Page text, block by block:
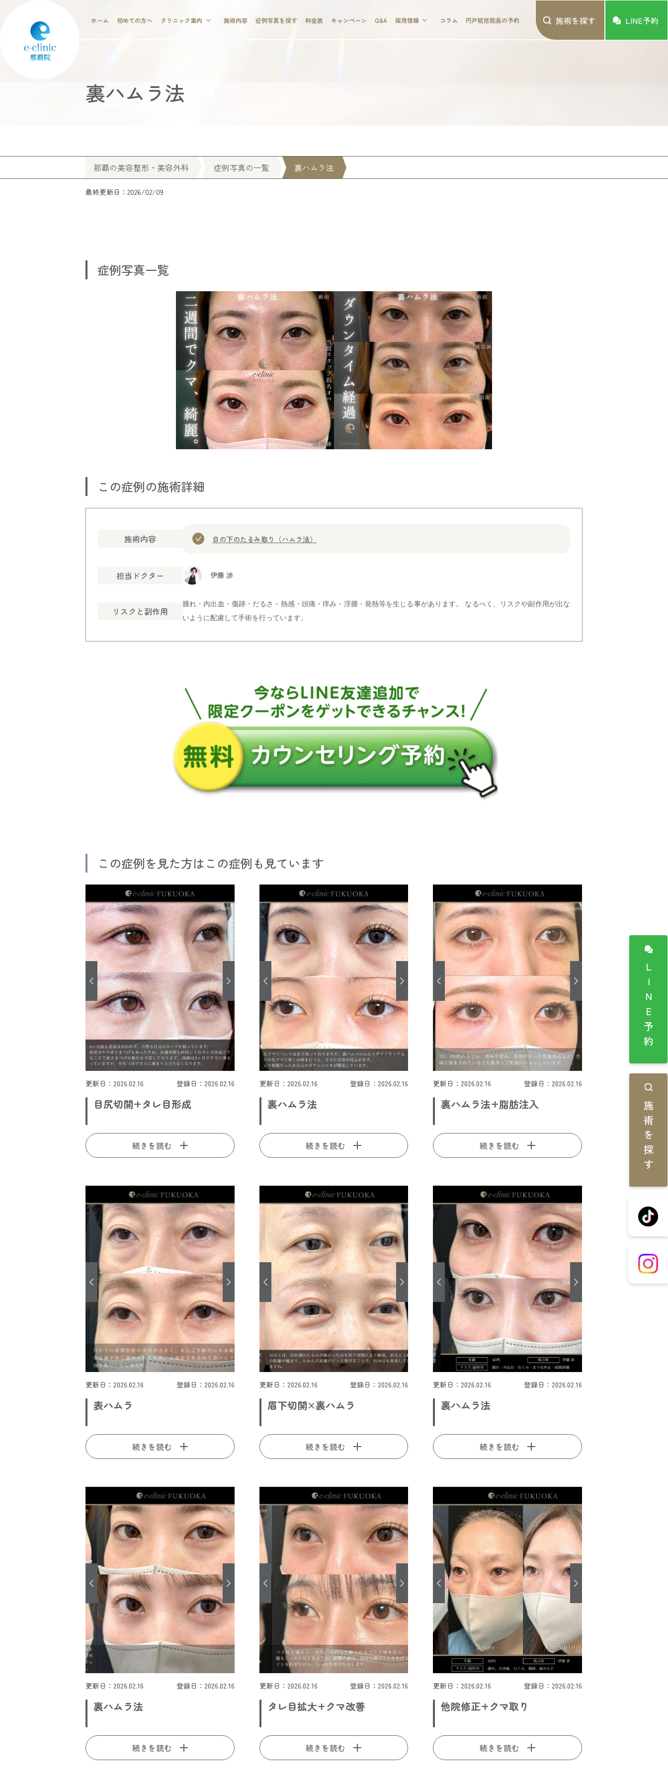
ホーム 初めての方へ クリニック案内 施術内容 症例写真を探す 料金表 キャンペーン Q&A 採用情報 コラム 円戸統括院長の予約 施術を探す LINE予約
裏ハムラ法
那覇の美容整形・美容外科 症例写真の一覧 裏ハムラ法
最終更新日：2026/02/09
症例写真一覧
この症例の施術詳細
施術内容 目の下のたるみ取り（ハムラ法）
担当ドクター 伊藤 渉
リスクと副作用
腫れ・内出血・傷跡・だるさ・熱感・頭痛・痒み・浮腫・発熱等を生じる事があります。 なるべく、リスクや副作用が出な
いように配慮して手術を行っています。
この症例を見た方はこの症例も見ています
更新日：2026.02.16 登録日：2026.02.16
目尻切開+タレ目形成
続きを読む
更新日：2026.02.16 登録日：2026.02.16
裏ハムラ法
続きを読む
更新日：2026.02.16 登録日：2026.02.16
裏ハムラ法+脂肪注入
続きを読む
更新日：2026.02.16 登録日：2026.02.16
表ハムラ
続きを読む
更新日：2026.02.16 登録日：2026.02.16
眉下切開×裏ハムラ
続きを読む
更新日：2026.02.16 登録日：2026.02.16
裏ハムラ法
続きを読む
更新日：2026.02.16 登録日：2026.02.16
裏ハムラ法
続きを読む
更新日：2026.02.16 登録日：2026.02.16
タレ目拡大+クマ改善
続きを読む
更新日：2026.02.16 登録日：2026.02.16
他院修正+クマ取り
続きを読む
LINE予約
施術を探す